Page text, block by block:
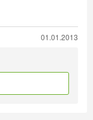
01.01.2013